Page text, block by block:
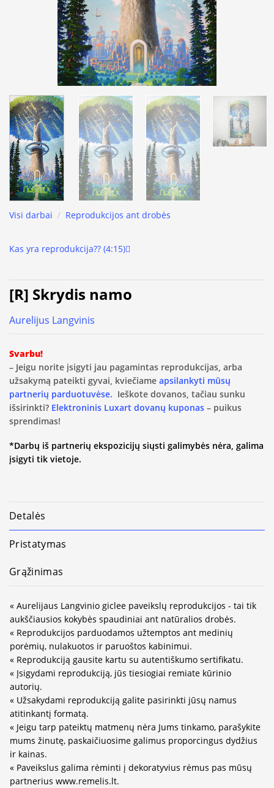
Visi darbai / Reprodukcijos ant drobės
Kas yra reprodukcija?? (4:15)
[R] Skrydis namo
Aurelijus Langvinis
Svarbu!
– Jeigu norite įsigyti jau pagamintas reprodukcijas, arba
užsakymą pateikti gyvai, kviečiame apsilankyti mūsų
partnerių parduotuvėse. Ieškote dovanos, tačiau sunku
išsirinkti? Elektroninis Luxart dovanų kuponas – puikus
sprendimas!
*Darbų iš partnerių ekspozicijų siųsti galimybės nėra, galima
įsigyti tik vietoje.
Detalės
Pristatymas
Grąžinimas
« Aurelijaus Langvinio giclee paveikslų reprodukcijos - tai tik
aukščiausios kokybės spaudiniai ant natūralios drobės.
« Reprodukcijos parduodamos užtemptos ant medinių
porėmių, nulakuotos ir paruoštos kabinimui.
« Reprodukciją gausite kartu su autentiškumo sertifikatu.
« Įsigydami reprodukciją, jūs tiesiogiai remiate kūrinio
autorių.
« Užsakydami reprodukciją galite pasirinkti jūsų namus
atitinkantį formatą.
« Jeigu tarp pateiktų matmenų nėra Jums tinkamo, parašykite
mums žinutę, paskaičiuosime galimus proporcingus dydžius
ir kainas.
« Paveikslus galima rėminti į dekoratyvius rėmus pas mūsų
partnerius www.remelis.lt.